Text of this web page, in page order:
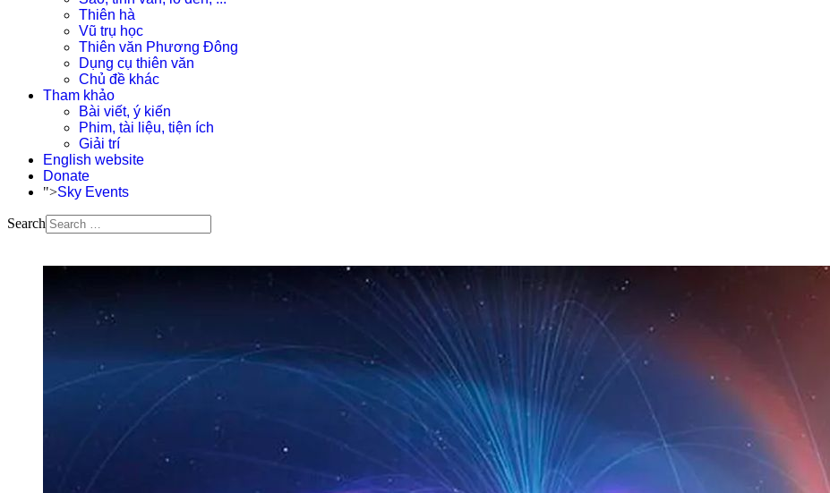
Thiên hà
Vũ trụ học
Thiên văn Phương Đông
Dụng cụ thiên văn
Chủ đề khác
Tham khảo
Bài viết, ý kiến
Phim, tài liệu, tiện ích
Giải trí
English website
Donate
">Sky Events
Search